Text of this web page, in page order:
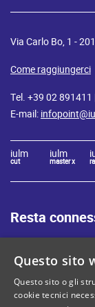
Via Carlo Bo, 1 -
Come raggiungerci
Tel. +39 02
E-mail:
iulm
cut
iulm
master x
Resta
Questo sito
Questo sito o gli
cookie tecnici